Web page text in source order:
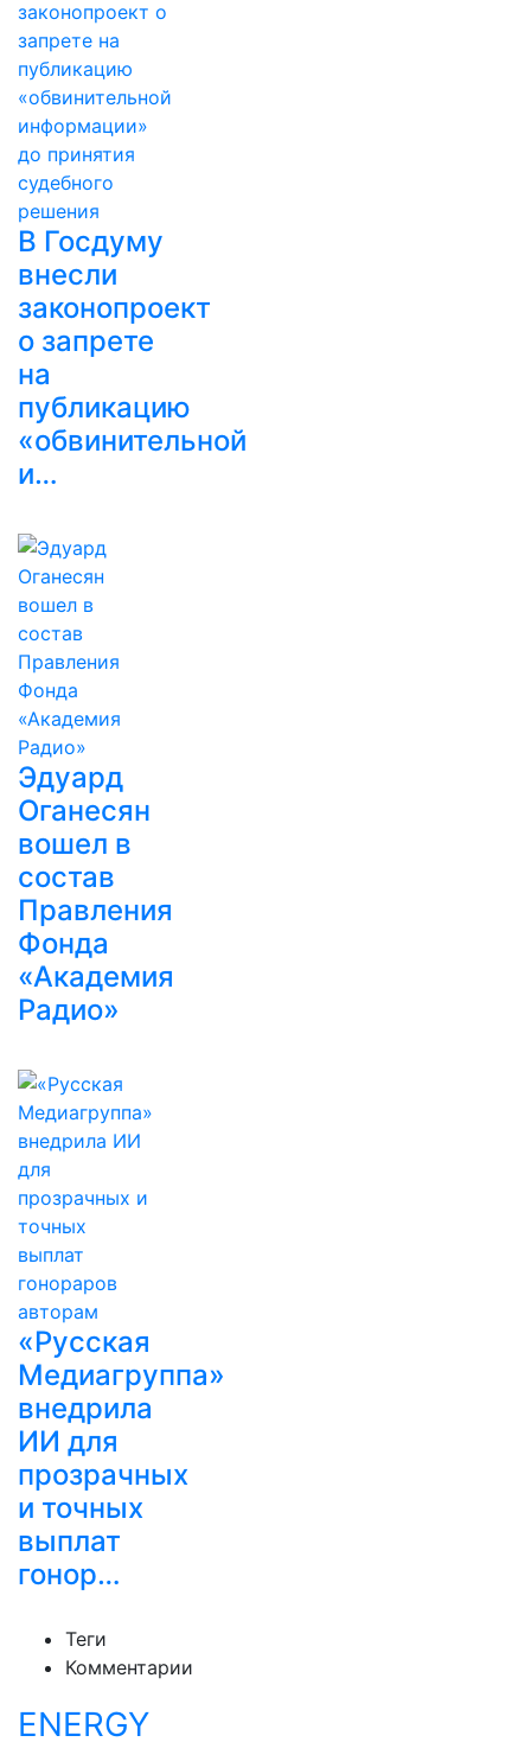
В Госдуму
внесли
законопроект
о запрете
на
публикацию
«обвинительной
и…
Эдуард
Оганесян
вошел в
состав
Правления
Фонда
«Академия
Радио»
«Русская
Медиагруппа»
внедрила
ИИ для
прозрачных
и точных
выплат
гонор…
Теги
Комментарии
ENERGY